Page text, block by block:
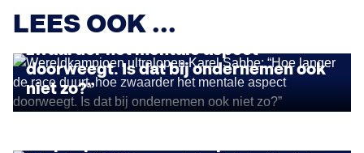
LEES OOK ...
Wereldkampioen ultralopen Karel
Sabbe: “Hoe langer de race duurt, hoe
zwaarder het mentale aspect
doorweegt. Is dat bij ondernemen ook
niet zo?”
IMPACT ONDERNEMEN